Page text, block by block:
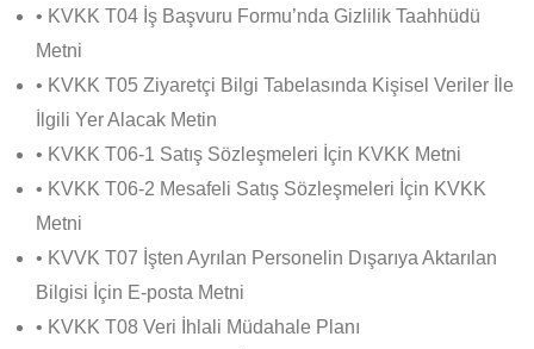
• KVKK T04 İş Başvuru Formu’nda Gizlilik Taahhüdü
Metni
• KVKK T05 Ziyaretçi Bilgi Tabelasında Kişisel Veriler İle
İlgili Yer Alacak Metin
• KVKK T06-1 Satış Sözleşmeleri İçin KVKK Metni
• KVKK T06-2 Mesafeli Satış Sözleşmeleri İçin KVKK
Metni
• KVVK T07 İşten Ayrılan Personelin Dışarıya Aktarılan
Bilgisi İçin E-posta Metni
• KVKK T08 Veri İhlali Müdahale Planı